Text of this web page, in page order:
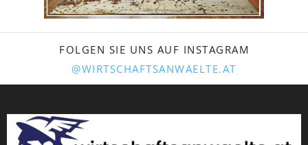
FOLGEN SIE UNS AUF INSTAGRAM
@WIRTSCHAFTSANWAELTE.AT